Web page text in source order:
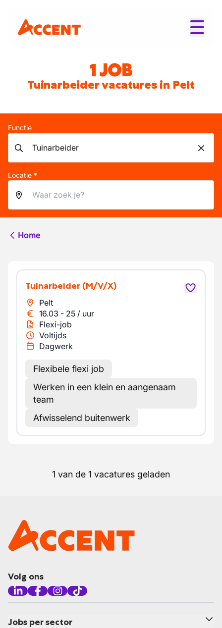
1 JOB
Tuinarbeider vacatures in Pelt
Functie
Locatie *
Home
Tuinarbeider (M/V/X)
Pelt
16.03 - 25 / uur
Flexi-job
Voltijds
Dagwerk
Flexibele flexi job
Werken in een klein en aangenaam
team
Afwisselend buitenwerk
1 van de 1 vacatures geladen
Volg ons
Jobs per sector